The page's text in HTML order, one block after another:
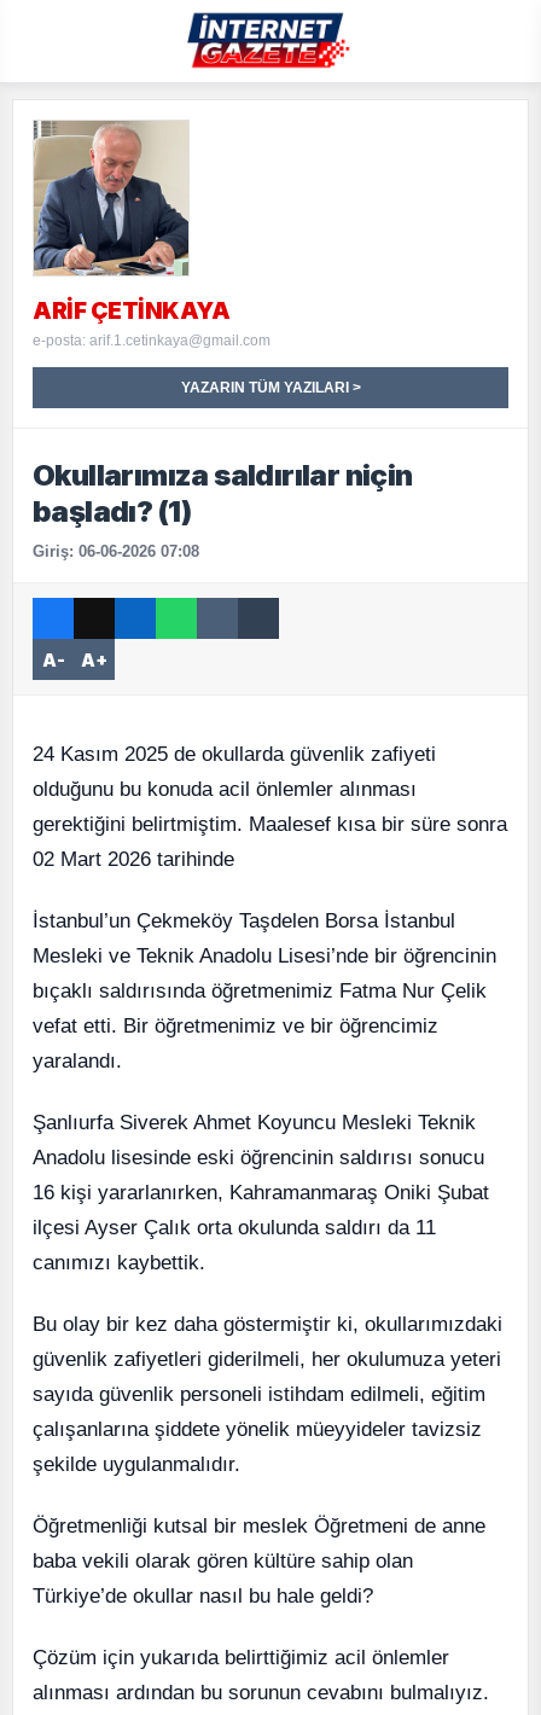
ARIF ÇETİNKAYA
e-posta: arif.1.cetinkaya@gmail.com
YAZARIN TÜM YAZILARI >
Okullarımıza saldırılar niçin
başladı? (1)
Giriş: 06-06-2026 07:08
A- A+
24 Kasım 2025 de okullarda güvenlik zafiyeti
olduğunu bu konuda acil önlemler alınması
gerektiğini belirtmiştim. Maalesef kısa bir süre sonra
02 Mart 2026 tarihinde
İstanbul’un Çekmeköy Taşdelen Borsa İstanbul
Mesleki ve Teknik Anadolu Lisesi’nde bir öğrencinin
bıçaklı saldırısında öğretmenimiz Fatma Nur Çelik
vefat etti. Bir öğretmenimiz ve bir öğrencimiz
yaralandı.
Şanlıurfa Siverek Ahmet Koyuncu Mesleki Teknik
Anadolu lisesinde eski öğrencinin saldırısı sonucu
16 kişi yararlanırken, Kahramanmaraş Oniki Şubat
ilçesi Ayser Çalık orta okulunda saldırı da 11
canımızı kaybettik.
Bu olay bir kez daha göstermiştir ki, okullarımızdaki
güvenlik zafiyetleri giderilmeli, her okulumuza yeteri
sayıda güvenlik personeli istihdam edilmeli, eğitim
çalışanlarına şiddete yönelik müeyyideler tavizsiz
şekilde uygulanmalıdır.
Öğretmenliği kutsal bir meslek Öğretmeni de anne
baba vekili olarak gören kültüre sahip olan
Türkiye’de okullar nasıl bu hale geldi?
Çözüm için yukarıda belirttiğimiz acil önlemler
alınması ardından bu sorunun cevabını bulmalıyız.